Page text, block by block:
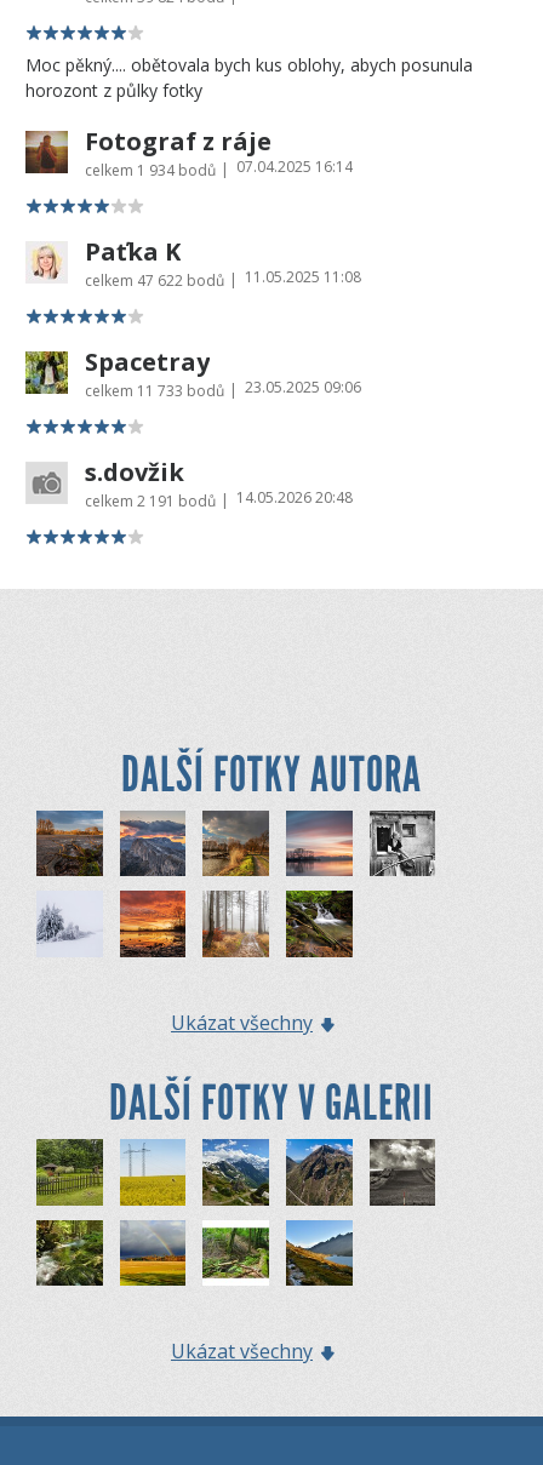
Moc pěkný.... obětovala bych kus oblohy, abych posunula
horozont z půlky fotky
Fotograf z ráje
celkem 1 934 bodů | 07.04.2025 16:14
Paťka K
celkem 47 622 bodů | 11.05.2025 11:08
Spacetray
celkem 11 733 bodů | 23.05.2025 09:06
s.dovžik
celkem 2 191 bodů | 14.05.2026 20:48
DALŠÍ FOTKY AUTORA
Ukázat všechny
DALŠÍ FOTKY V GALERII
Ukázat všechny